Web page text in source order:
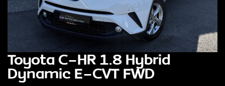
Toyota C-HR 1.8 Hybrid
Dynamic E-CVT FWD